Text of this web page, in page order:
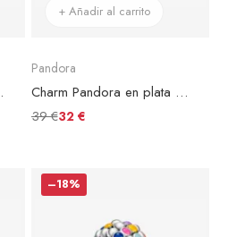
Hojas
+ Añadir al carrito
Pandora
Charm Pandora en plata de ley Letra A
39 €32 €
–18%